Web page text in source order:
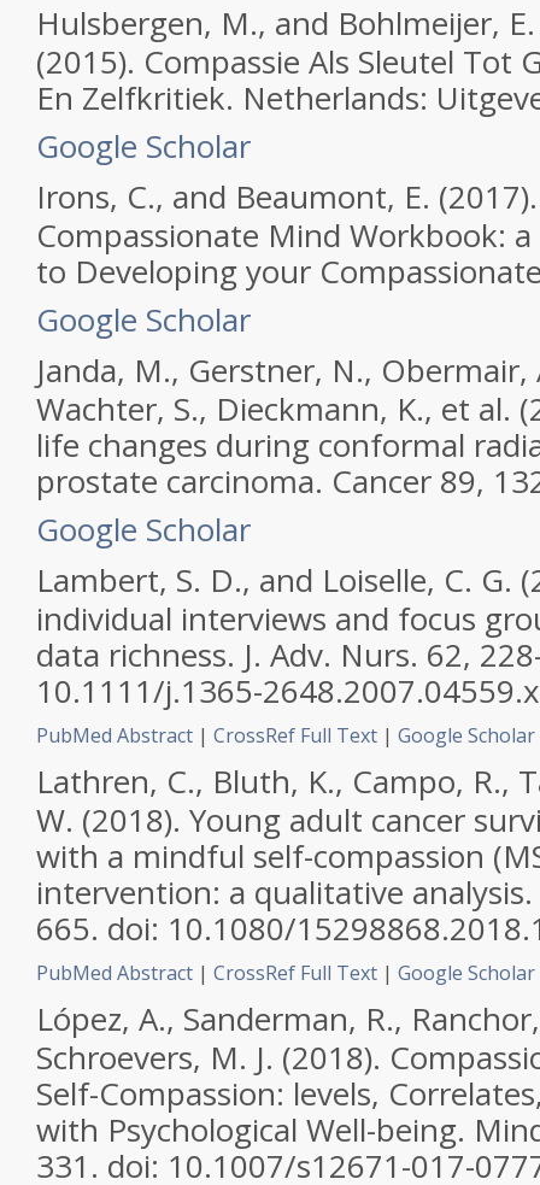
Hulsbergen, M., and Bohlmeijer,
(2015). Compassie Als Sleutel Tot
En Zelfkritiek. Netherlands:
Google Scholar
Irons, C., and Beaumont, E.
Compassionate Mind Workbook:
to Developing your
Google Scholar
Janda, M., Gerstner, N., Obermair,
Wachter, S., Dieckmann, K., et al.
life changes during conformal
prostate carcinoma. Cancer 89,
Google Scholar
Lambert, S. D., and Loiselle, C. G.
individual interviews and focus
data richness. J. Adv. Nurs. 62,
10.1111/j.1365-2648.2007.04559.x
PubMed Abstract | CrossRef Full Text | Google Scholar
Lathren, C., Bluth, K., Campo, R.,
W. (2018). Young adult cancer
with a mindful self-compassion
intervention: a qualitative analysis.
665. doi: 10.1080/
PubMed Abstract | CrossRef Full Text | Google Scholar
López, A., Sanderman, R.,
Schroevers, M. J. (2018).
Self-Compassion: levels,
with Psychological Well-being.
331. doi: 10.1007/s12671-017-